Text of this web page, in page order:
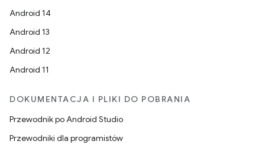
Android 14
Android 13
Android 12
Android 11
DOKUMENTACJA I PLIKI DO POBRANIA
Przewodnik po Android Studio
Przewodniki dla programistów